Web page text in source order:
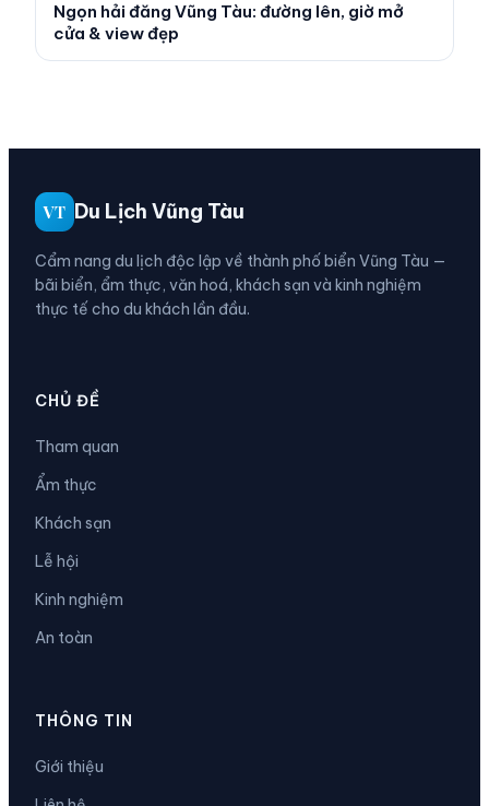
Ngọn hải đăng Vũng Tàu: đường lên, giờ mở
cửa & view đẹp
VT Du Lịch Vũng Tàu
Cẩm nang du lịch độc lập về thành phố biển Vũng Tàu —
bãi biển, ẩm thực, văn hoá, khách sạn và kinh nghiệm
thực tế cho du khách lần đầu.
CHỦ ĐỀ
Tham quan
Ẩm thực
Khách sạn
Lễ hội
Kinh nghiệm
An toàn
THÔNG TIN
Giới thiệu